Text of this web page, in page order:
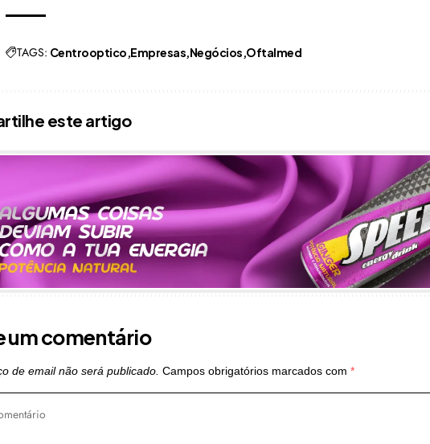
TAGS: Centrooptico Empresas Negócios Oftalmed
este artigo
um comentário
de email não será publicado. Campos obrigatórios marcados com *